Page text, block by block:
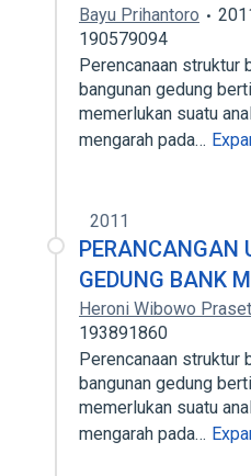
Bayu Prihantoro
190579094
Perencanaan struktur
bangunan gedung
memerlukan suatu
mengarah pada…
2011
PERANCANGAN
GEDUNG BANK
Heroni Wibowo
193891860
Perencanaan struktur
bangunan gedung
memerlukan suatu
mengarah pada…